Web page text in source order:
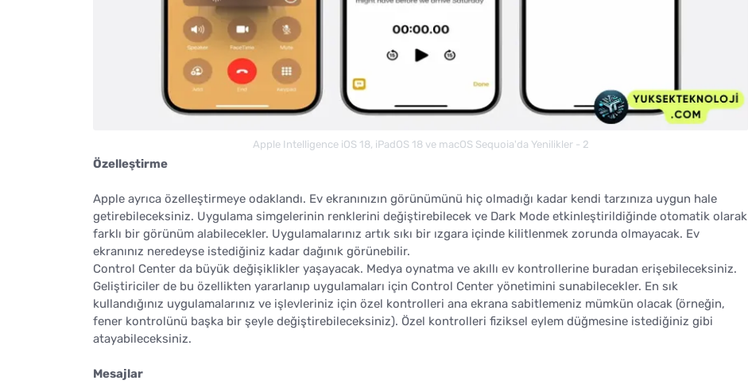
Apple Intelligence iOS 18, iPadOS 18 ve macOS Sequoia'da Yenilikler - 2
Özelleştirme
Apple ayrıca özelleştirmeye odaklandı. Ev ekranınızın görünümünü hiç olmadığı kadar kendi tarzınıza uygun hale
getirebileceksiniz. Uygulama simgelerinin renklerini değiştirebilecek ve Dark Mode etkinleştirildiğinde otomatik olarak
farklı bir görünüm alabilecekler. Uygulamalarınız artık sıkı bir ızgara içinde kilitlenmek zorunda olmayacak. Ev
ekranınız neredeyse istediğiniz kadar dağınık görünebilir.
Control Center da büyük değişiklikler yaşayacak. Medya oynatma ve akıllı ev kontrollerine buradan erişebileceksiniz.
Geliştiriciler de bu özellikten yararlanıp uygulamaları için Control Center yönetimini sunabilecekler. En sık
kullandığınız uygulamalarınız ve işlevleriniz için özel kontrolleri ana ekrana sabitlemeniz mümkün olacak (örneğin,
fener kontrolünü başka bir şeyle değiştirebileceksiniz). Özel kontrolleri fiziksel eylem düğmesine istediğiniz gibi
atayabileceksiniz.
Mesajlar